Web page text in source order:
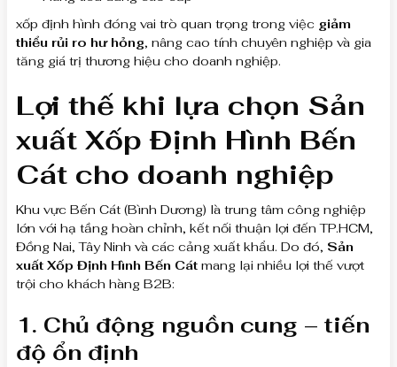
xốp định hình đóng vai trò quan trọng trong việc giảm
thiểu rủi ro hư hỏng, nâng cao tính chuyên nghiệp và gia
tăng giá trị thương hiệu cho doanh nghiệp.
Lợi thế khi lựa chọn Sản
xuất Xốp Định Hình Bến
Cát cho doanh nghiệp
Khu vực Bến Cát (Bình Dương) là trung tâm công nghiệp
lớn với hạ tầng hoàn chỉnh, kết nối thuận lợi đến TP.HCM,
Đồng Nai, Tây Ninh và các cảng xuất khẩu. Do đó, Sản
xuất Xốp Định Hình Bến Cát mang lại nhiều lợi thế vượt
trội cho khách hàng B2B:
1. Chủ động nguồn cung – tiến
độ ổn định